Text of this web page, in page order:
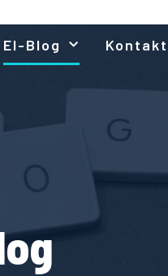
El-Blog Kontakt